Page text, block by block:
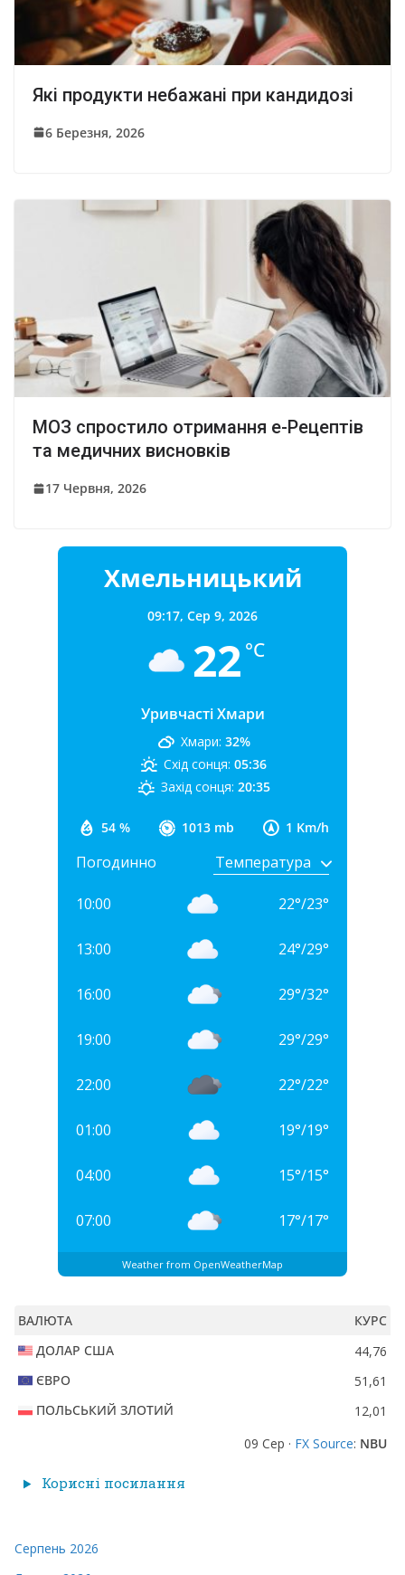
Які продукти небажані при кандидозі
6 Березня, 2026
МОЗ спростило отримання е-Рецептів
та медичних висновків
17 Червня, 2026
Хмельницький
09:17, Сер 9, 2026
22 °C
Уривчасті Хмари
54 % 1013 mb 1 Km/h
Хмари: 32%
Схід сонця: 05:36
Захід сонця: 20:35
Погодинно
10:00 22°/23°
13:00 24°/29°
16:00 29°/32°
19:00 29°/29°
22:00 22°/22°
01:00 19°/19°
04:00 15°/15°
07:00 17°/17°
Weather from OpenWeatherMap
ВАЛЮТА
КУРС
ДОЛАР США
44,76
ЄВРО
51,61
ПОЛЬСЬКИЙ ЗЛОТИЙ
12,01
09 Сер · FX Source: NBU
Корисні посилання
Серпень 2026